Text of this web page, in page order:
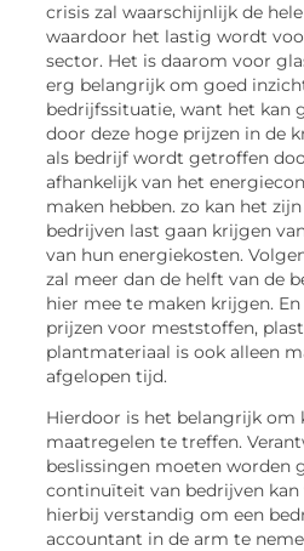
crisis zal waarschijnlijk de
waardoor het lastig wordt
sector. Het is daarom voor
erg belangrijk om goed
bedrijfssituatie, want het kan
door deze hoge prijzen in de
als bedrijf wordt getroffen
afhankelijk van het
maken hebben. zo kan het
bedrijven last gaan krijgen
van hun energiekosten.
zal meer dan de helft van de
hier mee te maken krijgen.
prijzen voor meststoffen,
plantmateriaal is ook alleen
afgelopen tijd.
Hierdoor is het belangrijk om
maatregelen te treffen.
beslissingen moeten worden
continuïteit van bedrijven kan
hierbij verstandig om een
accountant in de arm te